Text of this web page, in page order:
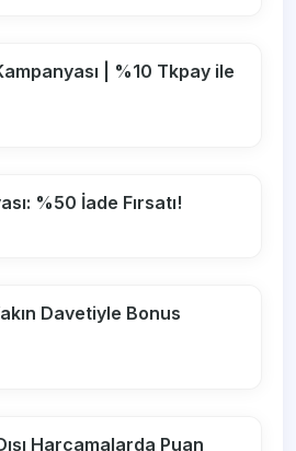
| %10 Tkpay ile
%50 İade Fırsatı!
Davetiyle Bonus
Harcamalarda Puan